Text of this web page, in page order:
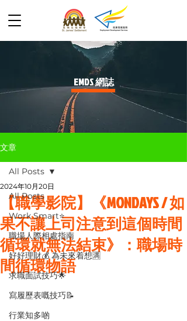
​EMDS 網誌
文章
All Posts
Work Smart⭐️
職場人際相處指南
好好理財💰 為未來着想🈵
求職面試技巧🌟
寫履歷表嘅技巧📝
行業知多啲
All Posts
【職學影院】《MONDAYS / 如
果不讓上司注意到這個時間
循環就無法結束》：職場時
間循環物語
2024年10月20日